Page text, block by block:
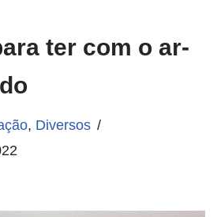
ter com o ar-
, Diversos